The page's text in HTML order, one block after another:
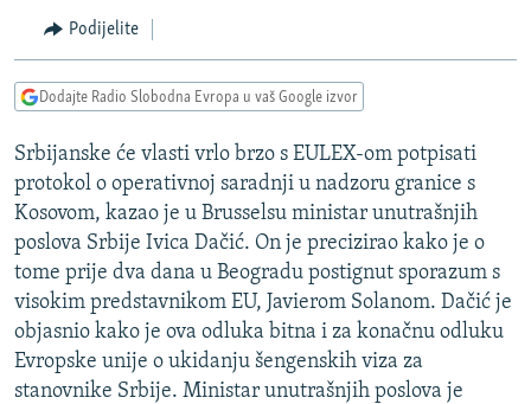
navigaciju
Pređite
na
CRNA GORA
VIDEO
FOTOGALERIJE
INFOGRAFIKE
PODCASTI
RAT U UKRAJINI
KINA NA BALKANU
RSE PRIČE IZ SVIJETA
ISPRIČAJ MI
DNEVNO@RSE
SPECIJALI RSE
Podijelite
Dodajte Radio Slobodna Evropa u vaš Google izvor
Srbijanske će vlasti vrlo brzo s EULEX-om potpisati
protokol o operativnoj saradnji u nadzoru granice s
Kosovom, kazao je u Brusselsu ministar unutrašnjih
poslova Srbije Ivica Dačić. On je precizirao kako je o
tome prije dva dana u Beogradu postignut sporazum s
visokim predstavnikom EU, Javierom Solanom. Dačić je
objasnio kako je ova odluka bitna i za konačnu odluku
Evropske unije o ukidanju šengenskih viza za
stanovnike Srbije. Ministar unutrašnjih poslova je